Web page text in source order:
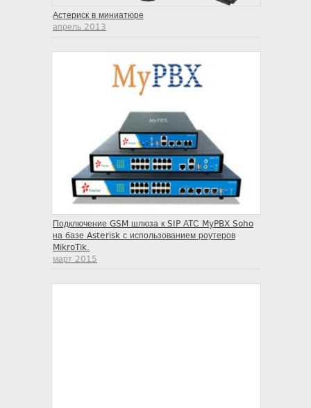
Астериск в миниатюре
апрель 2013
Подключение GSM шлюза к SIP АТС MyPBX Soho
на базе Asterisk с использованием роутеров
MikroTik.
март 2015